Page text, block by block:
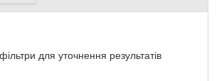
для уточнення результатів